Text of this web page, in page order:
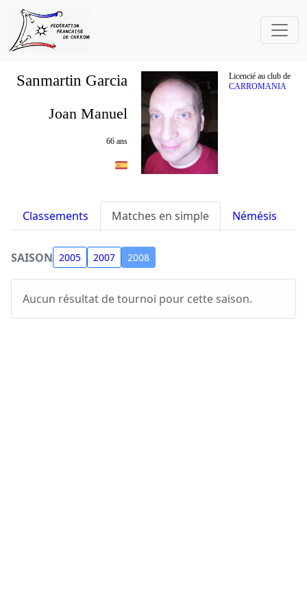
Sanmartin Garcia
Licencié au club de
CARROMANIA
Joan Manuel
66 ans
Classements Matches en simple Némésis
SAISON 2005 2007 2008
Aucun résultat de tournoi pour cette saison.